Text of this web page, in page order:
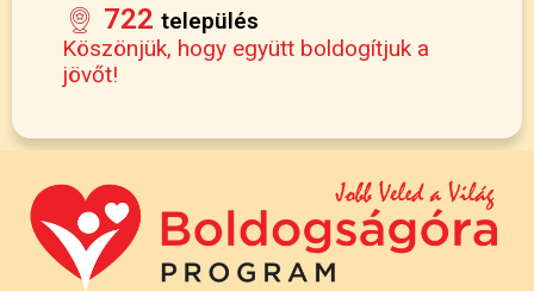
722 település
Köszönjük, hogy együtt boldogítjuk a
jövőt!